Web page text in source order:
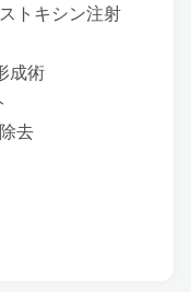
トキシン注射
成術
去